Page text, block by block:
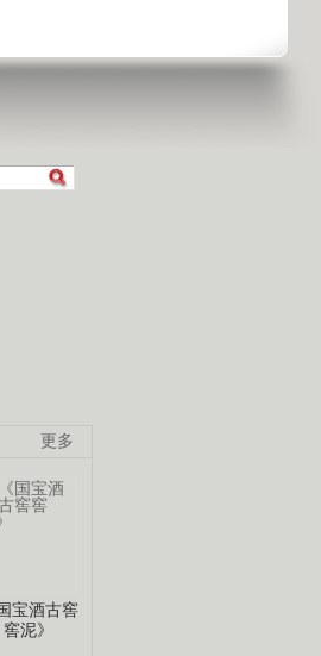
更多
国宝酒古窖
窖泥》